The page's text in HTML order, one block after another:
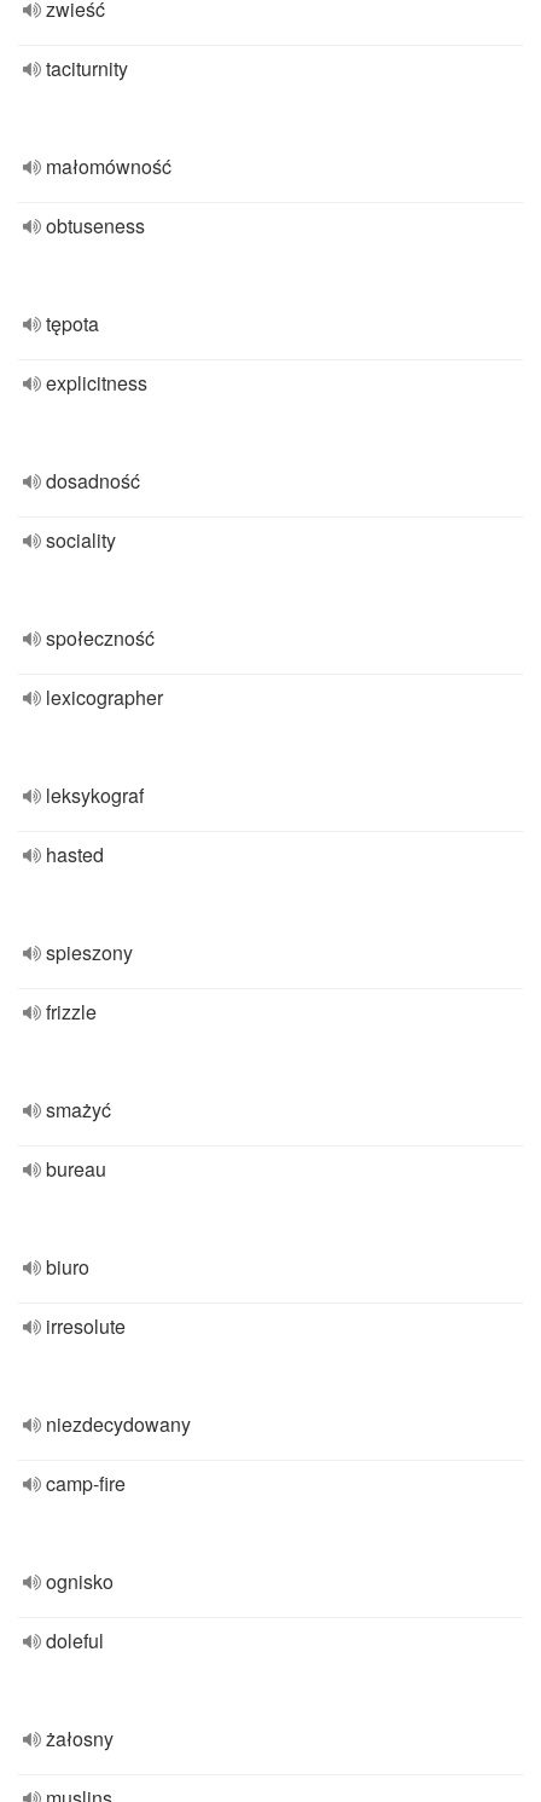
zwieść
taciturnity
małomówność
obtuseness
tępota
explicitness
dosadność
sociality
społeczność
lexicographer
leksykograf
hasted
spieszony
frizzle
smażyć
bureau
biuro
irresolute
niezdecydowany
camp-fire
ognisko
doleful
żałosny